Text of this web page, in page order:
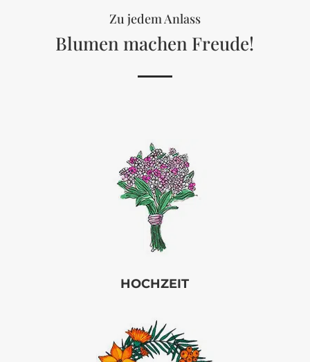
Zu jedem Anlass
Blumen machen Freude!
HOCHZEIT